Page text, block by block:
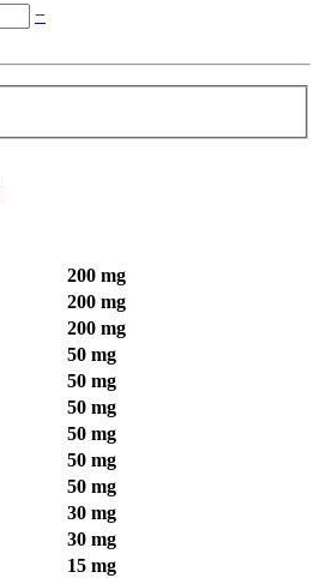
−
200 mg
200 mg
200 mg
50 mg
50 mg
50 mg
50 mg
50 mg
50 mg
30 mg
30 mg
15 mg